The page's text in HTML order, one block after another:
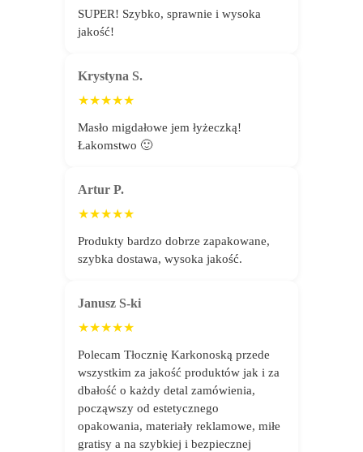
SUPER! Szybko, sprawnie i wysoka
jakość!
Krystyna S.
★★★★★
Masło migdałowe jem łyżeczką!
Łakomstwo 🙂
Artur P.
★★★★★
Produkty bardzo dobrze zapakowane,
szybka dostawa, wysoka jakość.
Janusz S-ki
★★★★★
Polecam Tłocznię Karkonoską przede
wszystkim za jakość produktów jak i za
dbałość o każdy detal zamówienia,
począwszy od estetycznego
opakowania, materiały reklamowe, miłe
gratisy a na szybkiej i bezpiecznej